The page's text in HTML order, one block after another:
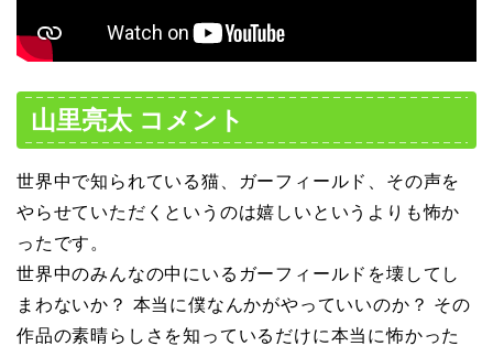
山里亮太 コメント
世界中で知られている猫、ガーフィールド、その声を
やらせていただくというのは嬉しいというよりも怖か
ったです。
世界中のみんなの中にいるガーフィールドを壊してし
まわないか？ 本当に僕なんかがやっていいのか？ その
作品の素晴らしさを知っているだけに本当に怖かった